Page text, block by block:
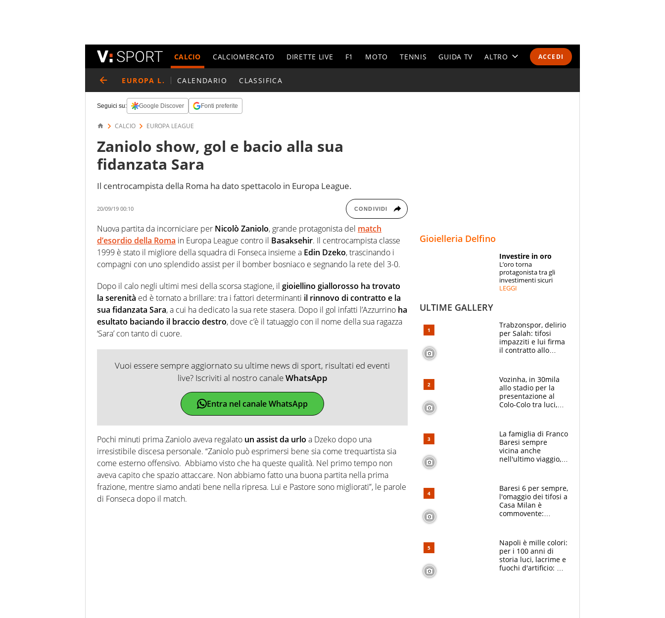
ACCEDI
CALCIO CALCIOMERCATO DIRETTE LIVE F1 MOTO TENNIS GUIDA TV ALTRO
ESPERTI
EUROPA L. CALENDARIO CLASSIFICA
Seguici su: Google Discover Fonti preferite
CALCIO EUROPA LEAGUE
Zaniolo show, gol e bacio alla sua
fidanzata Sara
Il centrocampista della Roma ha dato spettacolo in Europa League.
20/09/19 00:10 CONDIVIDI
Nuova partita da incorniciare per Nicolò Zaniolo, grande protagonista del match
d’esordio della Roma in Europa League contro il Basaksehir. Il centrocampista classe
1999 è stato il migliore della squadra di Fonseca insieme a Edin Dzeko, trascinando i
compagni con uno splendido assist per il bomber bosniaco e segnando la rete del 3-0.
Dopo il calo negli ultimi mesi della scorsa stagione, il gioiellino giallorosso ha trovato
la serenità ed è tornato a brillare: tra i fattori determinanti il rinnovo di contratto e la
sua fidanzata Sara, a cui ha dedicato la sua rete stasera. Dopo il gol infatti l’Azzurrino ha
esultato baciando il braccio destro, dove c’è il tatuaggio con il nome della sua ragazza
‘Sara’ con tanto di cuore.
Vuoi essere sempre aggiornato su ultime news di sport, risultati ed eventi
live? Iscriviti al nostro canaleWhatsApp
Entra nel canale WhatsApp
Pochi minuti prima Zaniolo aveva regalato un assist da urlo a Dzeko dopo una
irresistibile discesa personale. “Zaniolo può esprimersi bene sia come trequartista sia
come esterno offensivo. Abbiamo visto che ha queste qualità. Nel primo tempo non
aveva capito che spazio attaccare. Non abbiamo fatto una buona partita nella prima
frazione, mentre siamo andati bene nella ripresa. Lui e Pastore sono migliorati”, le parole
di Fonseca dopo il match.
Gioielleria Delfino
Investire in oro
L’oro torna
protagonista tra gli
investimenti sicuri
LEGGI
ULTIME GALLERY
Trabzonspor, delirio
per Salah: tifosi
impazziti e lui firma
il contratto allo
Vozinha, in 30mila
allo stadio per la
presentazione al
Colo-Colo tra luci,
La famiglia di Franco
Baresi sempre
vicina anche
nell'ultimo viaggio,
circondati
dall'affetto dei tifosi
Baresi 6 per sempre,
l'omaggio dei tifosi a
Casa Milan è
commovente:
bigliettini
Napoli è mille colori:
per i 100 anni di
storia luci, lacrime e
fuochi d'artificio: De